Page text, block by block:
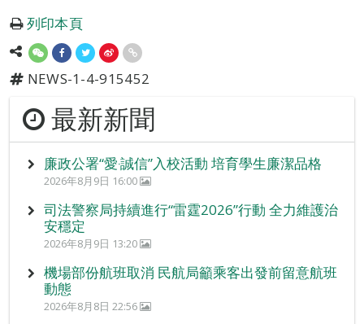
列印本頁
NEWS-1-4-915452
最新新聞
廉政公署“愛‧誠信”入校活動 培育學生廉潔品格
2026年8月9日 16:00
司法警察局持續進行“雷霆2026”行動 全力維護治
安穩定
2026年8月9日 13:20
機場部份航班取消 民航局籲乘客出發前留意航班
動態
2026年8月8日 22:56